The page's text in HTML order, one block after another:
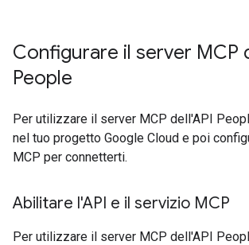
Configurare il server MCP
People
Per utilizzare il server MCP dell'API
nel tuo progetto Google Cloud e poi
MCP per connetterti.
Abilitare l'API e il servizio MCP
Per utilizzare il server MCP dell'API